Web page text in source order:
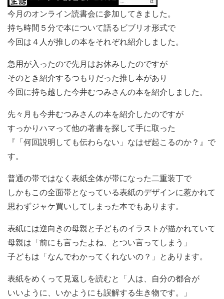
今月のオンライン読書会に参加してきました。
持ち時間５分で本について語るビブリオ形式で
今回は４人が推しの本をそれぞれ紹介しました。
急用が入ったので先月はお休みしたのですが
そのとき紹介するつもりだった推し本があり
今回に持ち越した今井むつみさんの本を紹介しました。
先々月も今井むつみさんの本を紹介したのですが
すっかりハマって他の著書を探して手に取った
『「何回説明しても伝わらない」なはぜ起こるのか？』で
す。
普通の帯ではなく表紙全体が帯になった二重装丁で
しかもこの全面帯となっている表紙のデザインに惹かれて
思わずジャケ買いしてしまった本でもあります。
表紙には逆向きの母親と子どものイラストが描かれていて
母親は「前にも言ったよね、とつい言ってしまう」
子どもは「なんでわかってくれないの？」とあります。
表紙をめくって見返しを読むと「人は、自分の都合が
いいように、いかようにも誤解する生き物です。」